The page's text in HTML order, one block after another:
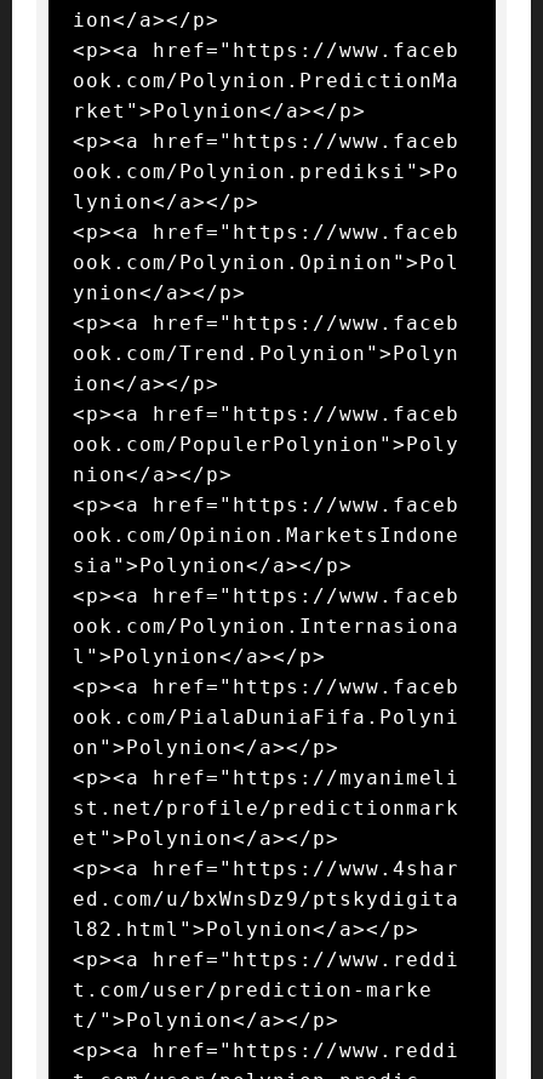
ion</a></p>
<p><a href="https://www.faceb
ook.com/Polynion.PredictionMa
rket">Polynion</a></p>
<p><a href="https://www.faceb
ook.com/Polynion.prediksi">Po
lynion</a></p>
<p><a href="https://www.faceb
ook.com/Polynion.Opinion">Pol
ynion</a></p>
<p><a href="https://www.faceb
ook.com/Trend.Polynion">Polyn
ion</a></p>
<p><a href="https://www.faceb
ook.com/PopulerPolynion">Poly
nion</a></p>
<p><a href="https://www.faceb
ook.com/Opinion.MarketsIndone
sia">Polynion</a></p>
<p><a href="https://www.faceb
ook.com/Polynion.Internasiona
l">Polynion</a></p>
<p><a href="https://www.faceb
ook.com/PialaDuniaFifa.Polyni
on">Polynion</a></p>
<p><a href="https://myanimeli
st.net/profile/predictionmark
et">Polynion</a></p>
<p><a href="https://www.4shar
ed.com/u/bxWnsDz9/ptskydigita
l82.html">Polynion</a></p>
<p><a href="https://www.reddi
t.com/user/prediction-marke
t/">Polynion</a></p>
<p><a href="https://www.reddi